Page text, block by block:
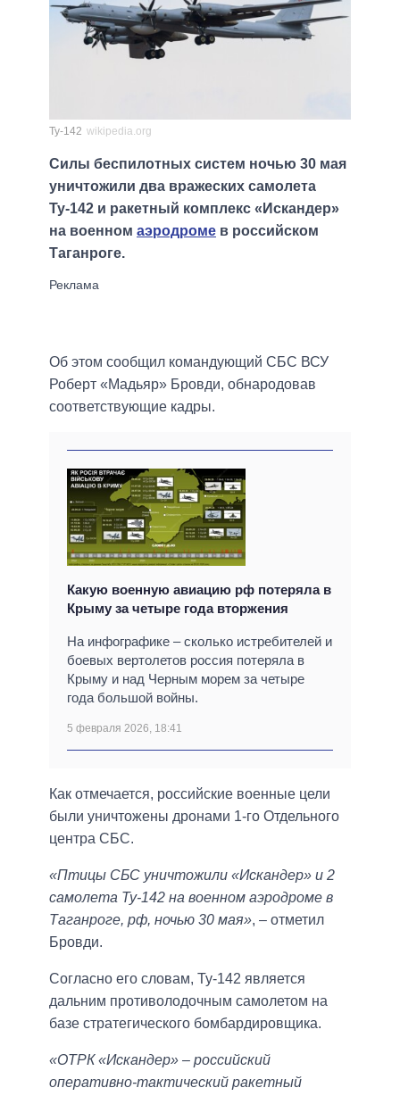
Ту-142 wikipedia.org
Силы беспилотных систем ночью 30 мая
уничтожили два вражеских самолета
Ту-142 и ракетный комплекс «Искандер»
на военном аэродроме в российском
Таганроге.
Об этом сообщил командующий СБС ВСУ
Роберт «Мадьяр» Бровди, обнародовав
соответствующие кадры.
Какую военную авиацию рф потеряла в
Крыму за четыре года вторжения
На инфографике – сколько истребителей и
боевых вертолетов россия потеряла в
Крыму и над Черным морем за четыре
года большой войны.
5 февраля 2026, 18:41
Как отмечается, российские военные цели
были уничтожены дронами 1-го Отдельного
центра СБС.
«Птицы СБС уничтожили «Искандер» и 2
самолета Ту-142 на военном аэродроме в
Таганроге, рф, ночью 30 мая», – отметил
Бровди.
Согласно его словам, Ту-142 является
дальним противолодочным самолетом на
базе стратегического бомбардировщика.
«ОТРК «Искандер» – российский
оперативно-тактический ракетный